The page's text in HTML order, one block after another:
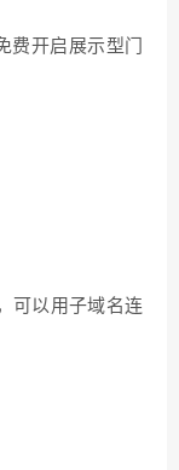
开启展示型门
可以用子域名连